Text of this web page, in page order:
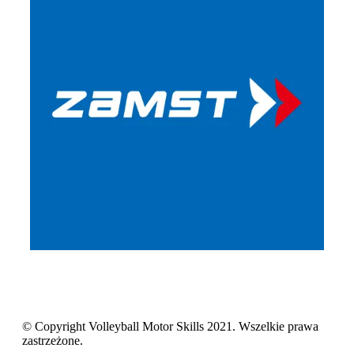
© Copyright Volleyball Motor Skills 2021. Wszelkie prawa
zastrzeżone.